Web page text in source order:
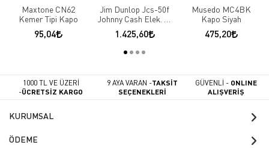
Maxtone CN62
Kemer Tipi Kapo
95,04
Jim Dunlop Jcs-50f
Johnny Cash Elek. ve
Aks. Kapo
1.425,60
Musedo MC4BK
Kapo Siyah
475,20
1000 TL VE ÜZERİ
-ÜCRETSİZ KARGO
9 AYA VARAN -TAKSİT
SEÇENEKLERİ
GÜVENLİ - ONLINE
ALIŞVERİŞ
KURUMSAL
ÖDEME